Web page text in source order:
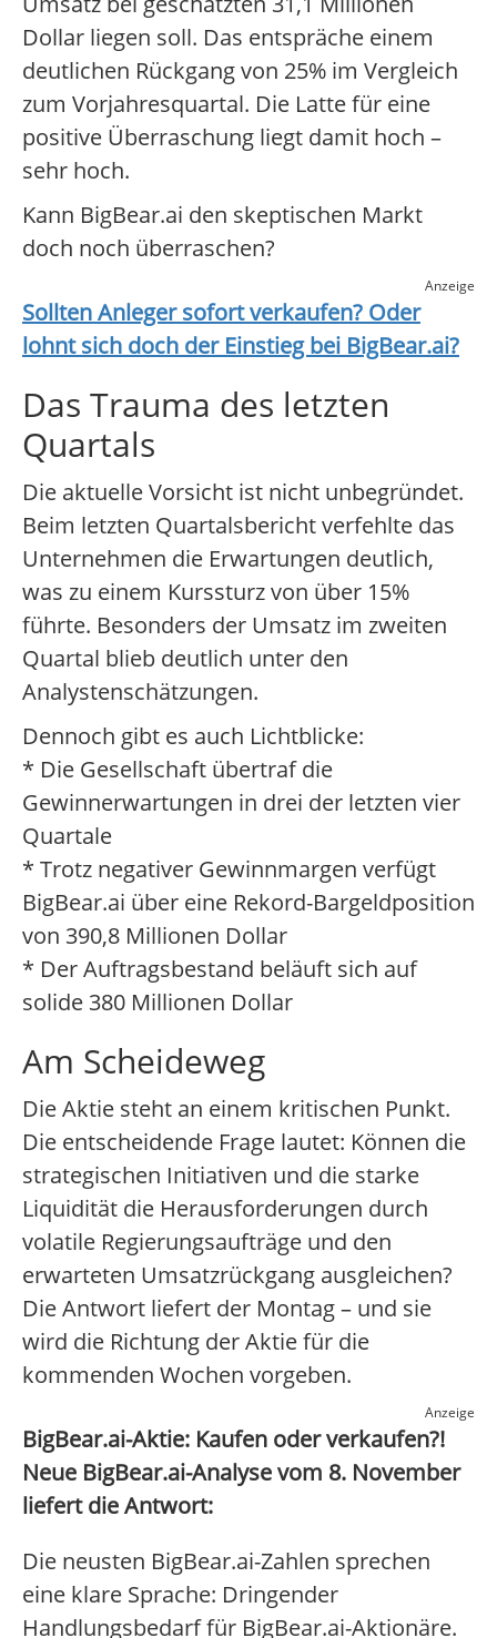
Dollar liegen soll. Das entspräche einem
deutlichen Rückgang von 25% im Vergleich
zum Vorjahresquartal. Die Latte für eine
positive Überraschung liegt damit hoch –
sehr hoch.
Kann BigBear.ai den skeptischen Markt
doch noch überraschen?
Anzeige
Sollten Anleger sofort verkaufen? Oder
lohnt sich doch der Einstieg bei BigBear.ai?
Das Trauma des letzten
Quartals
Die aktuelle Vorsicht ist nicht unbegründet.
Beim letzten Quartalsbericht verfehlte das
Unternehmen die Erwartungen deutlich,
was zu einem Kurssturz von über 15%
führte. Besonders der Umsatz im zweiten
Quartal blieb deutlich unter den
Analystenschätzungen.
Dennoch gibt es auch Lichtblicke:
* Die Gesellschaft übertraf die
Gewinnerwartungen in drei der letzten vier
Quartale
* Trotz negativer Gewinnmargen verfügt
BigBear.ai über eine Rekord-Bargeldposition
von 390,8 Millionen Dollar
* Der Auftragsbestand beläuft sich auf
solide 380 Millionen Dollar
Am Scheideweg
Die Aktie steht an einem kritischen Punkt.
Die entscheidende Frage lautet: Können die
strategischen Initiativen und die starke
Liquidität die Herausforderungen durch
volatile Regierungsaufträge und den
erwarteten Umsatzrückgang ausgleichen?
Die Antwort liefert der Montag – und sie
wird die Richtung der Aktie für die
kommenden Wochen vorgeben.
Anzeige
BigBear.ai-Aktie: Kaufen oder verkaufen?!
Neue BigBear.ai-Analyse vom 8. November
liefert die Antwort:
Die neusten BigBear.ai-Zahlen sprechen
eine klare Sprache: Dringender
Handlungsbedarf für BigBear.ai-Aktionäre.